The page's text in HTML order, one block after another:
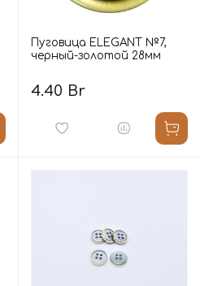
Пуговица ELEGANT №7,
черный-золотой 28мм
4.40 Br